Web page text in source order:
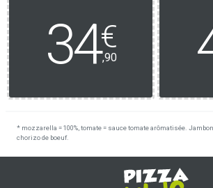
34€
,90
* mozzarella = 100%, tomate = sauce tomate arômatisée.
chorizo de boeuf.